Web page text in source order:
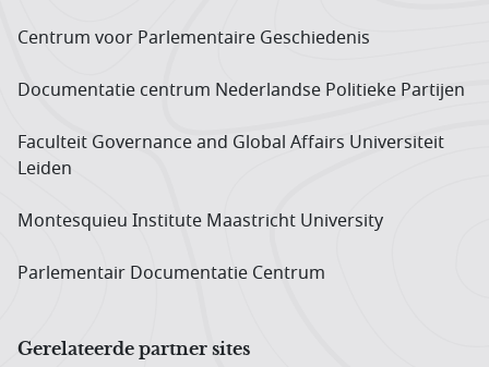
Centrum voor Parlementaire Geschiedenis
Documentatie centrum Neder­landse Politieke Partijen
Faculteit Governance and Global Affairs Universiteit
Leiden
Montesquieu Institute Maastricht University
Parlementair Documentatie Centrum
Gerelateerde partner sites